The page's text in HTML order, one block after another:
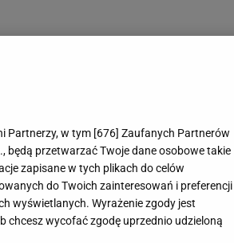
Partnerzy, w tym [676] Zaufanych Partnerów
będą przetwarzać Twoje dane osobowe takie
zapisane w tych plikach do celów
do Twoich zainteresowań i preferencji
wyświetlanych. Wyrażenie zgody jest
chcesz wycofać zgodę uprzednio udzieloną